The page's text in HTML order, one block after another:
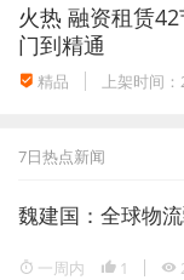
火热 融资租赁
门到精通
精品 上架时间
7日热点新闻
魏建国：全球物
一周内 1